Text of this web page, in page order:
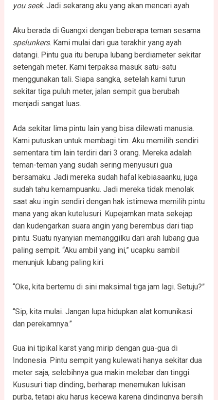
you seek. Jadi sekarang aku yang akan mencari ayah.
Aku berada di Guangxi dengan beberapa teman sesama
spelunkers. Kami mulai dari gua terakhir yang ayah
datangi. Pintu gua itu berupa lubang berdiameter sekitar
setengah meter. Kami terpaksa masuk satu-satu
menggunakan tali. Siapa sangka, setelah kami turun
sekitar tiga puluh meter, jalan sempit gua berubah
menjadi sangat luas.
Ada sekitar lima pintu lain yang bisa dilewati manusia.
Kami putuskan untuk membagi tim. Aku memilih sendiri
sementara tim lain terdiri dari 3 orang. Mereka adalah
teman-teman yang sudah sering menyusuri gua
bersamaku. Jadi mereka sudah hafal kebiasaanku, juga
sudah tahu kemampuanku. Jadi mereka tidak menolak
saat aku ingin sendiri dengan hak istimewa memilih pintu
mana yang akan kutelusuri. Kupejamkan mata sekejap
dan kudengarkan suara angin yang berembus dari tiap
pintu. Suatu nyanyian memanggilku dari arah lubang gua
paling sempit. “Aku ambil yang ini,” ucapku sambil
menunjuk lubang paling kiri.
“Oke, kita bertemu di sini maksimal tiga jam lagi. Setuju?”
“Sip, kita mulai. Jangan lupa hidupkan alat komunikasi
dan perekamnya.”
Gua ini tipikal karst yang mirip dengan gua-gua di
Indonesia. Pintu sempit yang kulewati hanya sekitar dua
meter saja, selebihnya gua makin melebar dan tinggi.
Kususuri tiap dinding, berharap menemukan lukisan
purba, tetapi aku harus kecewa karena dindingnya bersih